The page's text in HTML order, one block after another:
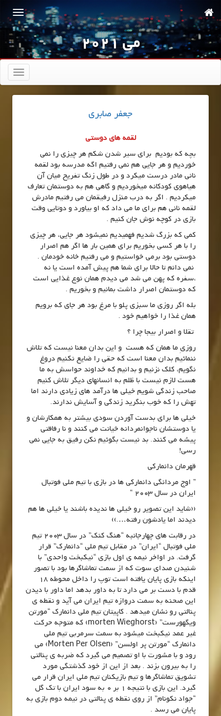
می 2021
ناوبری
جعفر صابری
لقمه های دوستی
بچه که بودیم برای سیر شدن شکم هر چیزی را نمی
خوردیم و هر جایی هم نمی رفتیم اگه مدرسه بود لقمه
نانی مادر درست میکرد و در طول زنگ تفریح میان آن
هیاهوی کودکانه میخوردیم و گاهی هم به دوستمان تعارف
میکردیم . اگر به درب منزل رفیقمان می رفتیم مادرش
لقمه نانی هم برای ما می داد که او بیاورد و دوتایی وقت
بازی در کوچه نوش جان کنیم .
کمی که بزرگ شدیم فهمیدیم نمیشود هر جایی، هر چیزی
را با هر کسی بخوریم برای همین بار ها اگر هم اصرار
دوستی بود برمی خواستیم و می رفتیم خانه خودمان .
نمی دانم تا حالا برای شما هم پیش آمده است یا نه
،سفره که پهن می شد می دیدم همان نوع غذایی است
که دوستمان اصرار داشت بمانیم و بخوریم .
بله اگر روزی ما سبزی پلو با مرغ بود هر جای که برویم
همان غذا را خواهیم خود .
تقلا و اصرار بیجا چرا ؟
روزیِ ما همان که هست و این بدان معنا نیست که تلاش
ننمائیم بدان معنا است که حقی را ضایع نکنیم دروغ
نگویم، کلک نزنیم و بدانیم که خداوند حواسش به ما
هست لازم نیست با ظلم به انسانهای دیگر تلاش کنیم
صاحب زندگی شویم خیلی ها درآمد های زیادی دارند اما
تهش را که خوب بنگرید زندگی و آسایش ندارند.
خیلی ها برای بدست آوردن سودی بیشتر به همکارشان و
یا دوستشان ناجوانمردانه خیانت می کنند و نا رفاقتی
پیشه می کنند. بد نیست بگوئیم نکن رفیق به جایی نمی
رسی!
قهرمان دانمارکی
” اوج مردانگی دانمارکی ها در بازی با تیم ملی فوتبال
ایران در سال 2003 “
((شاید این تصویر رو خیلی ها ندیده باشند یا خیلی ها هم
دیدند اما یادشون رفته….))
در رقابت های چهارجانبه “هنگ کنک” در سال 2003 تیم
ملی فوتبال “ایران” در مقابل تیم ملی “دانمارک” قرار
گرفت. در اواخر نیمه ی اول بازی “نیکبخت واحدی” با
شنیدن صدای سوت که از سمت تماشاگرها بود با تصور
اینکه بازی پایان یافته است توپ را داخل محوطه 18
قدم با دست بر می دارد تا به داور بدهد اما داور با دیدن
این صحنه به سمت دروازه تیم ایران می آید و نقطه ی
پنالتی رو نشان میدهد . کاپیتان تیم ملی دانمارک “مورتن
ویگهورست” (morten Wieghorst) که متوجه حرکت
غیر عمد نیکبخت میشود به سمت سرمربی تیم ملی
دانمارک “مورتن پر اولسن” (Morten Per Olsen) می
رود و با مشورت با او تصمیم می گیرد که ضربه ی پنالتی
را به بیرون بزند . بعد از این از خود گذشتگی مورد
تشویق تماشاگرها و تیم بازیکنان تیم ملی ایران قرار می
گیرد. این بازی با نتیجه 1 بر 0 به سود ایران با تک گل
“جواد نکونام” از روی نقطه ی پنالتی در نیمه دوم بازی به
پایان می رسد .